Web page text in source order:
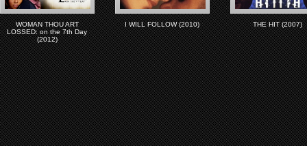
WOMAN THOU ART
LOSSED: on the 7th Day
(2012)
I WILL FOLLOW (2010) THE HIT (2007)